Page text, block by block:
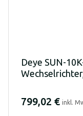
Deye SUN-
799,02 € inkl.